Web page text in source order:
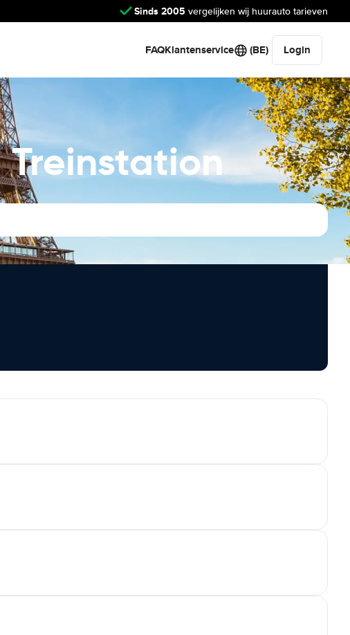
Sinds 2005 vergelijken wij huurauto tarieven
FAQKlantenservice (BE) Login
Treinstation